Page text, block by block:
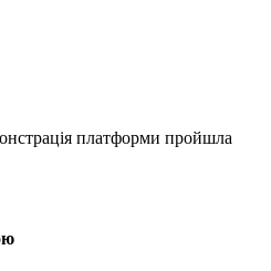
платформи пройшла